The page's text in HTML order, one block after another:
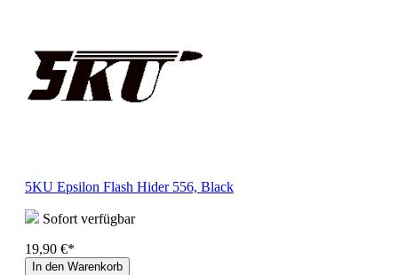
5KU Epsilon Flash Hider 556, Black
Sofort verfügbar
19,90 €*
In den Warenkorb